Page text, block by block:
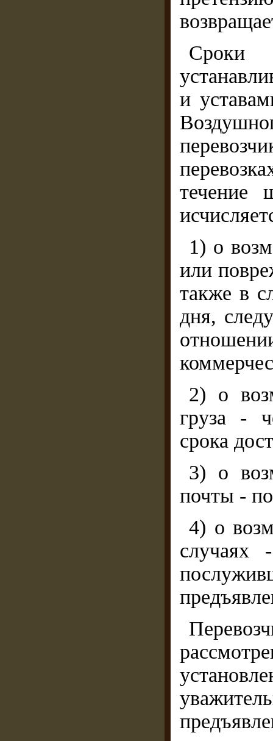
Сроки
и
течение
1) о
или
также в
дня,
2) о
груза -
срока
3) о
почты -
4) о
случаях